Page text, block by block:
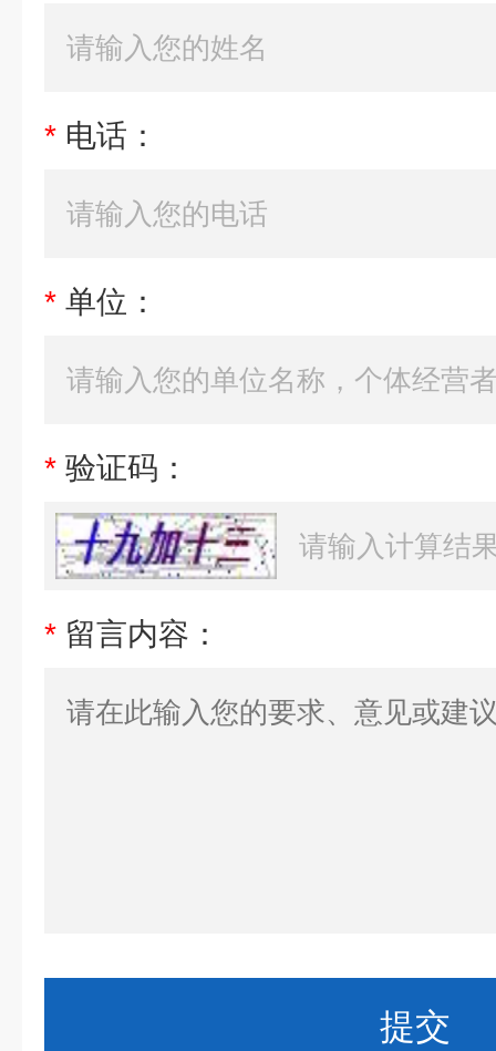
* 电话：
* 单位：
* 验证码：
* 留言内容：